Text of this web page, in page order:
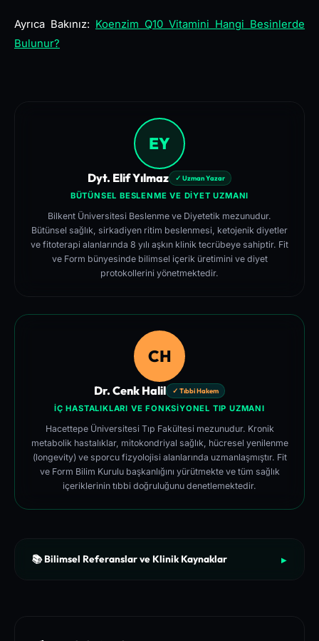
Ayrıca Bakınız: Koenzim Q10 Vitamini Hangi Besinlerde
Bulunur?
EY
Dyt. Elif Yılmaz ✓ Uzman Yazar
BÜTÜNSEL BESLENME VE DIYET UZMANI
Bilkent Üniversitesi Beslenme ve Diyetetik mezunudur.
Bütünsel sağlık, sirkadiyen ritim beslenmesi, ketojenik diyetler
ve fitoterapi alanlarında 8 yılı aşkın klinik tecrübeye sahiptir. Fit
ve Form bünyesinde bilimsel içerik üretimini ve diyet
protokollerini yönetmektedir.
CH
Dr. Cenk Halil ✓ Tıbbi Hakem
İÇ HASTALIKLARI VE FONKSIYONEL TIP UZMANI
Hacettepe Üniversitesi Tıp Fakültesi mezunudur. Kronik
metabolik hastalıklar, mitokondriyal sağlık, hücresel yenilenme
(longevity) ve sporcu fizyolojisi alanlarında uzmanlaşmıştır. Fit
ve Form Bilim Kurulu başkanlığını yürütmekte ve tüm sağlık
içeriklerinin tıbbi doğruluğunu denetlemektedir.
📚 Bilimsel Referanslar ve Klinik Kaynaklar ▶